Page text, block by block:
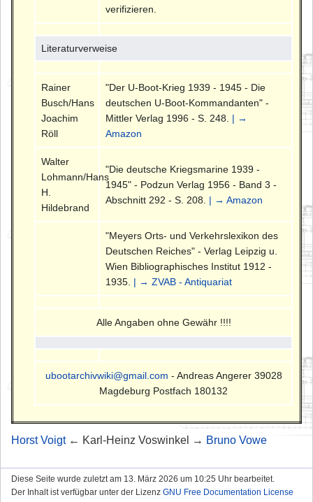
verifizieren.
Literaturverweise
Rainer
Busch/Hans
Joachim
Röll
"Der U-Boot-Krieg 1939 - 1945 - Die
deutschen U-Boot-Kommandanten" -
Mittler Verlag 1996 - S. 248. | →
Amazon
Walter
Lohmann/Hans
H.
Hildebrand
"Die deutsche Kriegsmarine 1939 -
1945" - Podzun Verlag 1956 - Band 3 -
Abschnitt 292 - S. 208. | → Amazon
"Meyers Orts- und Verkehrslexikon des
Deutschen Reiches" - Verlag Leipzig u.
Wien Bibliographisches Institut 1912 -
1935. | → ZVAB - Antiquariat
Alle Angaben ohne Gewähr !!!!
ubootarchivwiki@gmail.com - Andreas Angerer 39028
Magdeburg Postfach 180132
Horst Voigt← Karl-Heinz Voswinkel → Bruno Vowe
Diese Seite wurde zuletzt am 13. März 2026 um 10:25 Uhr bearbeitet.
Der Inhalt ist verfügbar unter der Lizenz GNU Free Documentation License